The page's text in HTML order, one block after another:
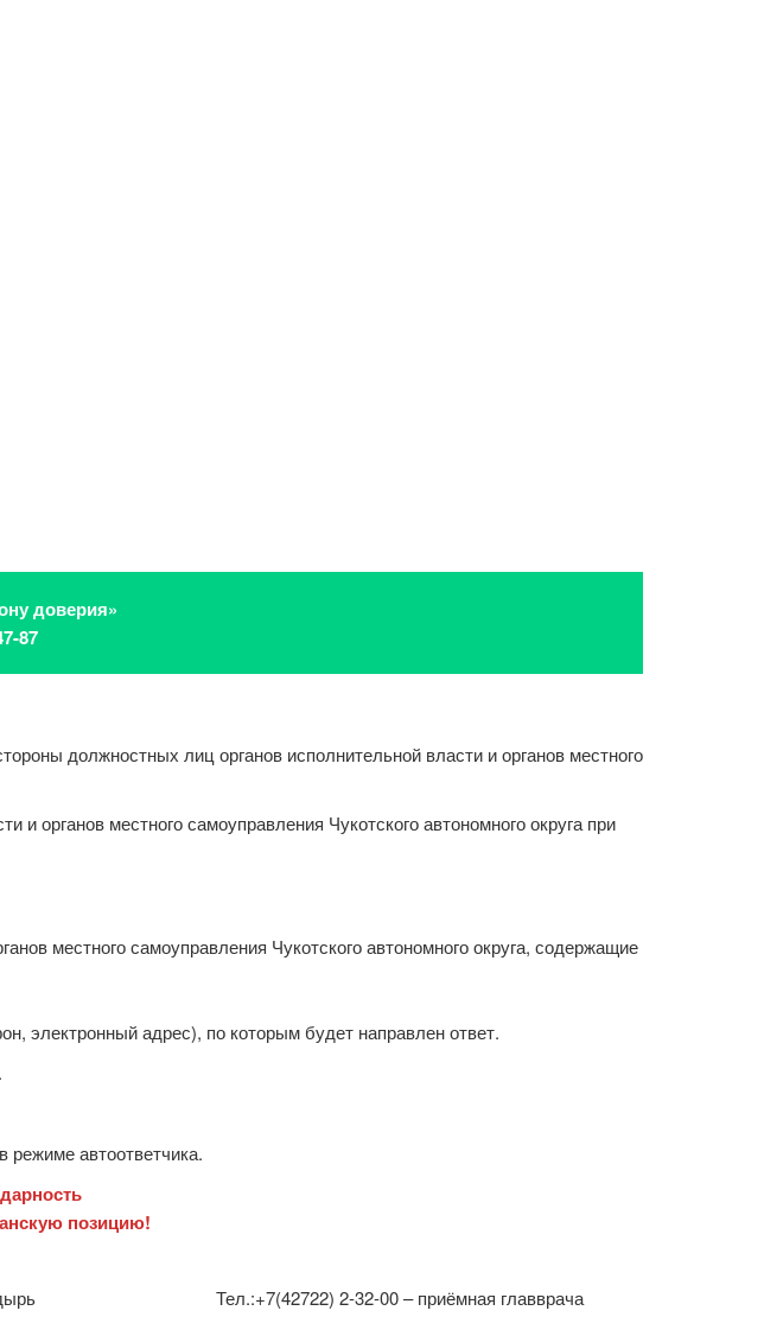
доверия»
87
должностных лиц органов исполнительной власти и органов местного
и органов местного самоуправления Чукотского автономного округа при
местного самоуправления Чукотского автономного округа, содержащие
электронный адрес), по которым будет направлен ответ.
автоответчика.
позицию!
Тел.:+7(42722) 2-32-00 – приёмная главврача